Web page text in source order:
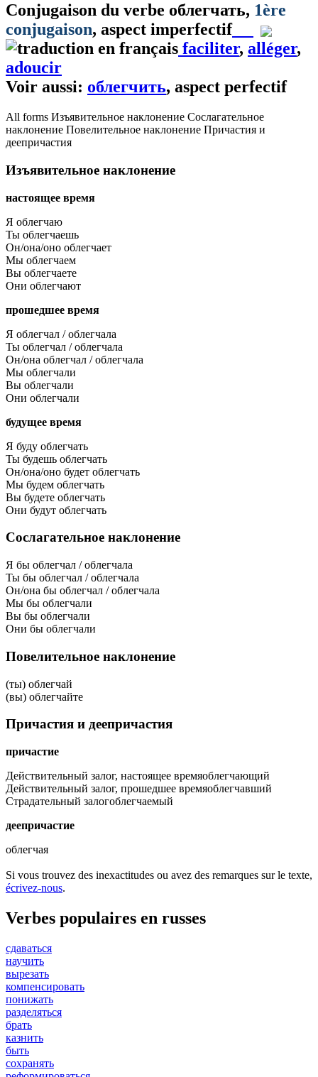
Conjugaison du verbe облегчать, 1ère
conjugaison, aspect imperfectif
faciliter, alléger,
adoucir
Voir aussi: облегчить, aspect perfectif
All forms Изъявительное наклонение Сослагательное
наклонение Повелительное наклонение Причастия и
деепричастия
Изъявительное наклонение
настоящее время
Я облегчаю
Ты облегчаешь
Он/она/оно облегчает
Мы облегчаем
Вы облегчаете
Они облегчают
прошедшее время
Я облегчал / облегчала
Ты облегчал / облегчала
Он/она облегчал / облегчала
Мы облегчали
Вы облегчали
Они облегчали
будущее время
Я буду облегчать
Ты будешь облегчать
Он/она/оно будет облегчать
Мы будем облегчать
Вы будете облегчать
Они будут облегчать
Сослагательное наклонение
Я бы облегчал / облегчала
Ты бы облегчал / облегчала
Он/она бы облегчал / облегчала
Мы бы облегчали
Вы бы облегчали
Они бы облегчали
Повелительное наклонение
(ты) облегчай
(вы) облегчайте
Причастия и деепричастия
причастие
Действительный залог, настоящее времяоблегчающий
Действительный залог, прошедшее времяоблегчавший
Страдательный залогоблегчаемый
деепричастие
облегчая
Si vous trouvez des inexactitudes ou avez des remarques sur le texte,
écrivez-nous.
Verbes populaires en russes
сдаваться
научить
вырезать
компенсировать
понижать
разделяться
брать
казнить
быть
сохранять